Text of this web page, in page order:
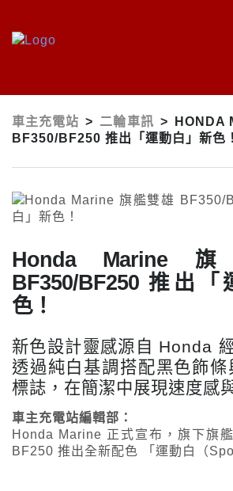
車主充電站 > 二輪車訊 >
HONDA
BF350/BF250 推出「運動白」新色！
Honda Marine
BF350/BF250 推出
色！
新色設計靈感源自 Honda
透過純白基調搭配黑色飾
標誌，在簡潔中展現速度感
車主充電站編輯部：
Honda Marine 正式宣布，旗下旗
BF250 推出全新配色 「運動白（